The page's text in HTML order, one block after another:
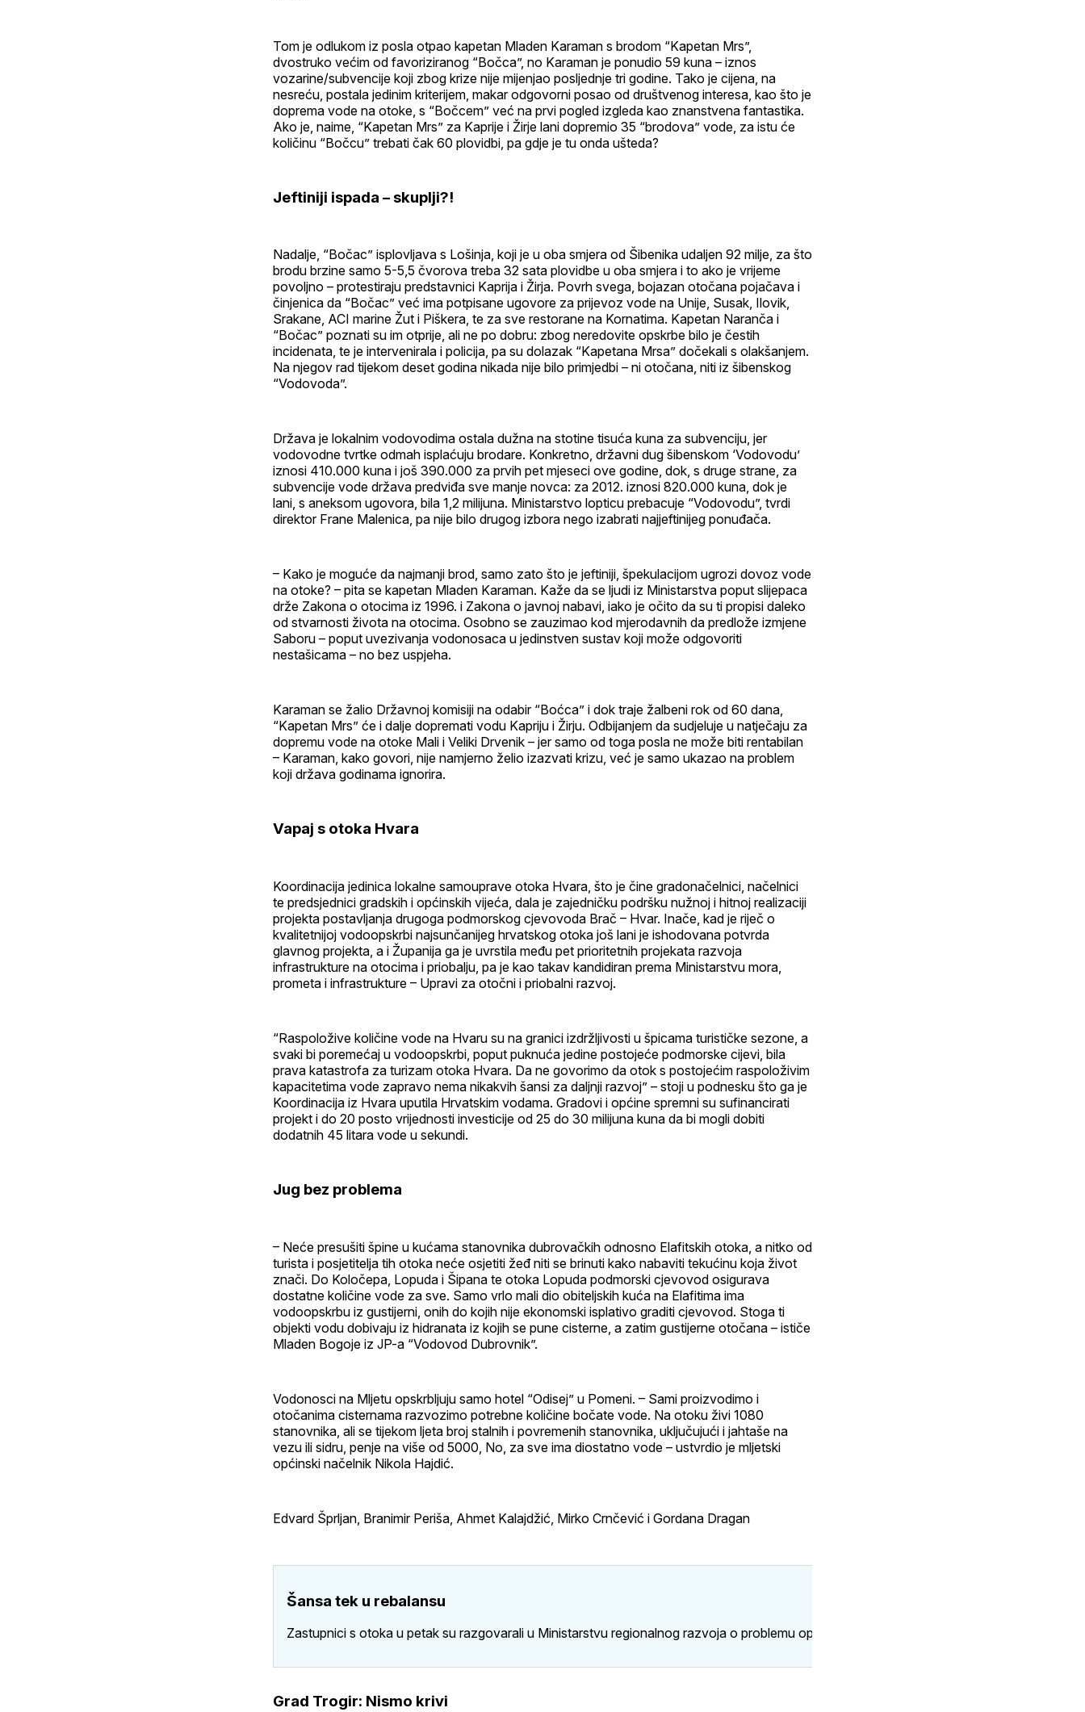
Tom je odlukom iz posla otpao kapetan Mladen Karaman s brodom “Kapetan Mrs”,
dvostruko većim od favoriziranog “Bočca”, no Karaman je ponudio 59 kuna – iznos
vozarine/subvencije koji zbog krize nije mijenjao posljednje tri godine. Tako je cijena, na
nesreću, postala jedinim kriterijem, makar odgovorni posao od društvenog interesa, kao što je
doprema vode na otoke, s “Bočcem” već na prvi pogled izgleda kao znanstvena fantastika.
Ako je, naime, “Kapetan Mrs” za Kaprije i Žirje lani dopremio 35 “brodova” vode, za istu će
količinu “Bočcu” trebati čak 60 plovidbi, pa gdje je tu onda ušteda?
Jeftiniji ispada – skuplji?!
Nadalje, “Bočac” isplovljava s Lošinja, koji je u oba smjera od Šibenika udaljen 92 milje, za što
brodu brzine samo 5-5,5 čvorova treba 32 sata plovidbe u oba smjera i to ako je vrijeme
povoljno – protestiraju predstavnici Kaprija i Žirja. Povrh svega, bojazan otočana pojačava i
činjenica da “Bočac” već ima potpisane ugovore za prijevoz vode na Unije, Susak, Ilovik,
Srakane, ACI marine Žut i Piškera, te za sve restorane na Kornatima. Kapetan Naranča i
“Bočac” poznati su im otprije, ali ne po dobru: zbog neredovite opskrbe bilo je čestih
incidenata, te je intervenirala i policija, pa su dolazak “Kapetana Mrsa” dočekali s olakšanjem.
Na njegov rad tijekom deset godina nikada nije bilo primjedbi – ni otočana, niti iz šibenskog
“Vodovoda”.
Država je lokalnim vodovodima ostala dužna na stotine tisuća kuna za subvenciju, jer
vodovodne tvrtke odmah isplaćuju brodare. Konkretno, državni dug šibenskom ‘Vodovodu’
iznosi 410.000 kuna i još 390.000 za prvih pet mjeseci ove godine, dok, s druge strane, za
subvencije vode država predviđa sve manje novca: za 2012. iznosi 820.000 kuna, dok je
lani, s aneksom ugovora, bila 1,2 milijuna. Ministarstvo lopticu prebacuje “Vodovodu”, tvrdi
direktor Frane Malenica, pa nije bilo drugog izbora nego izabrati najjeftinijeg ponuđača.
– Kako je moguće da najmanji brod, samo zato što je jeftiniji, špekulacijom ugrozi dovoz vode
na otoke? – pita se kapetan Mladen Karaman. Kaže da se ljudi iz Ministarstva poput slijepaca
drže Zakona o otocima iz 1996. i Zakona o javnoj nabavi, iako je očito da su ti propisi daleko
od stvarnosti života na otocima. Osobno se zauzimao kod mjerodavnih da predlože izmjene
Saboru – poput uvezivanja vodonosaca u jedinstven sustav koji može odgovoriti
nestašicama – no bez uspjeha.
Karaman se žalio Državnoj komisiji na odabir “Boćca” i dok traje žalbeni rok od 60 dana,
“Kapetan Mrs” će i dalje dopremati vodu Kapriju i Žirju. Odbijanjem da sudjeluje u natječaju za
dopremu vode na otoke Mali i Veliki Drvenik – jer samo od toga posla ne može biti rentabilan
– Karaman, kako govori, nije namjerno želio izazvati krizu, već je samo ukazao na problem
koji država godinama ignorira.
Vapaj s otoka Hvara
Koordinacija jedinica lokalne samouprave otoka Hvara, što je čine gradonačelnici, načelnici
te predsjednici gradskih i općinskih vijeća, dala je zajedničku podršku nužnoj i hitnoj realizaciji
projekta postavljanja drugoga podmorskog cjevovoda Brač – Hvar. Inače, kad je riječ o
kvalitetnijoj vodoopskrbi najsunčanijeg hrvatskog otoka još lani je ishodovana potvrda
glavnog projekta, a i Županija ga je uvrstila među pet prioritetnih projekata razvoja
infrastrukture na otocima i priobalju, pa je kao takav kandidiran prema Ministarstvu mora,
prometa i infrastrukture – Upravi za otočni i priobalni razvoj.
“Raspoložive količine vode na Hvaru su na granici izdržljivosti u špicama turističke sezone, a
svaki bi poremećaj u vodoopskrbi, poput puknuća jedine postojeće podmorske cijevi, bila
prava katastrofa za turizam otoka Hvara. Da ne govorimo da otok s postojećim raspoloživim
kapacitetima vode zapravo nema nikakvih šansi za daljnji razvoj” – stoji u podnesku što ga je
Koordinacija iz Hvara uputila Hrvatskim vodama. Gradovi i općine spremni su sufinancirati
projekt i do 20 posto vrijednosti investicije od 25 do 30 milijuna kuna da bi mogli dobiti
dodatnih 45 litara vode u sekundi.
Jug bez problema
– Neće presušiti špine u kućama stanovnika dubrovačkih odnosno Elafitskih otoka, a nitko od
turista i posjetitelja tih otoka neće osjetiti žeđ niti se brinuti kako nabaviti tekućinu koja život
znači. Do Koločepa, Lopuda i Šipana te otoka Lopuda podmorski cjevovod osigurava
dostatne količine vode za sve. Samo vrlo mali dio obiteljskih kuća na Elafitima ima
vodoopskrbu iz gustijerni, onih do kojih nije ekonomski isplativo graditi cjevovod. Stoga ti
objekti vodu dobivaju iz hidranata iz kojih se pune cisterne, a zatim gustijerne otočana – ističe
Mladen Bogoje iz JP-a “Vodovod Dubrovnik”.
Vodonosci na Mljetu opskrbljuju samo hotel “Odisej” u Pomeni. – Sami proizvodimo i
otočanima cisternama razvozimo potrebne količine bočate vode. Na otoku živi 1080
stanovnika, ali se tijekom ljeta broj stalnih i povremenih stanovnika, uključujući i jahtaše na
vezu ili sidru, penje na više od 5000, No, za sve ima diostatno vode – ustvrdio je mljetski
općinski načelnik Nikola Hajdić.
Edvard Šprljan, Branimir Periša, Ahmet Kalajdžić, Mirko Crnčević i Gordana Dragan
Šansa tek u rebalansu
Zastupnici s otoka u petak su razgovarali u Ministarstvu regionalnog razvoja o problemu opskrbe otoka vodom. Ispostavilo se da u
Grad Trogir: Nismo krivi